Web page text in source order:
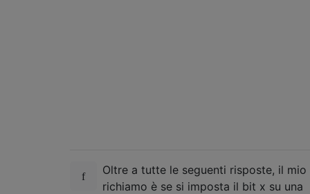
Oltre a tutte le seguenti risposte, il mio
richiamo è se si imposta il bit x su una